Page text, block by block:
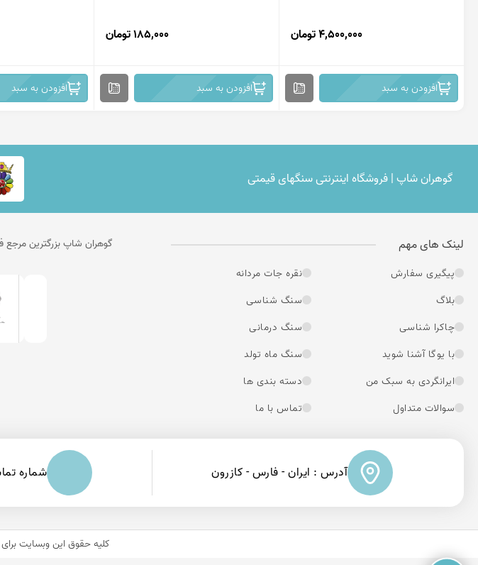
4,500,000 تومان
افزودن به سبد
185,000 تومان
افزودن به سبد افزودن به سبد
گوهران شاپ | فروشگاه اینترنتی سنگهای قیمتی
لینک های مهم
پیگیری سفارش
نقره جات مردانه
بلاگ
سنگ شناسی
چاکرا شناسی
سنگ درمانی
با یوگا آشنا شوید
سنگ ماه تولد
ایرانگردی به سبک من
دسته بندی ها
سوالات متداول
تماس با ما
گوهران شاپ بزرگترین
آدرس : ایران - فارس - کازرون شماره تماس :
کلیه حقوق این وبسایت برای